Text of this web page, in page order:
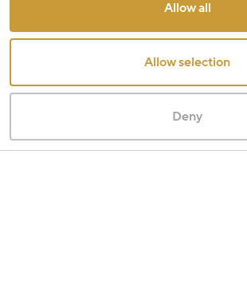
Allow all
Allow selection
Deny